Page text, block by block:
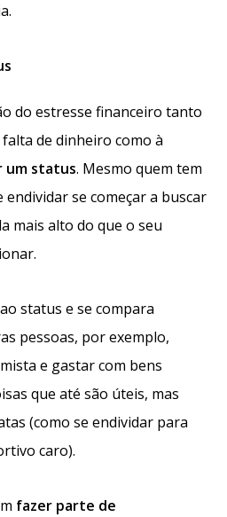
do estresse financeiro tanto
de dinheiro como à
um status. Mesmo quem tem
se começar a buscar
mais alto do que o seu
status e se compara
pessoas, por exemplo,
e gastar com bens
que até são úteis, mas
(como se endividar para
caro).
fazer parte de